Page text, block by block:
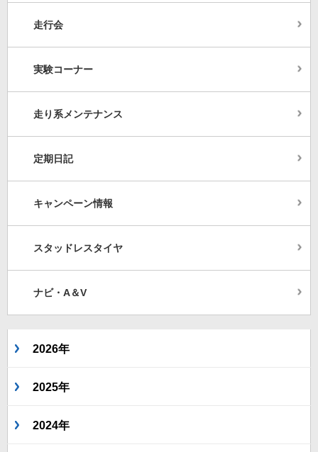
走行会
実験コーナー
走り系メンテナンス
定期日記
キャンペーン情報
スタッドレスタイヤ
ナビ・A＆V
2026年
2025年
2024年